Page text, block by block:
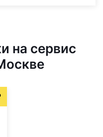
на сервис